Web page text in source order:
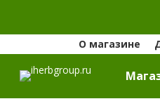
О магазине